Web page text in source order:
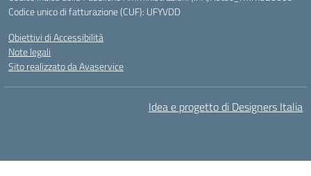
Codice unico di fatturazione (CUF): UFYVDD
Obiettivi di Accessibilità
Note legali
Sito realizzato da Avaservice
Idea e progetto di Designers Italia